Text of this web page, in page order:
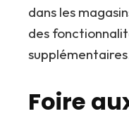
dans les
des
Foire